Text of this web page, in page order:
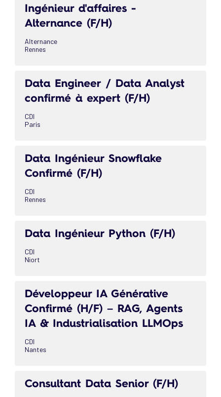
Ingénieur d'affaires -
Alternance (F/H)
Alternance
Rennes
Data Engineer / Data Analyst
confirmé à expert (F/H)
CDI
Paris
Data Ingénieur Snowflake
Confirmé (F/H)
CDI
Rennes
Data Ingénieur Python (F/H)
CDI
Niort
Développeur IA Générative
Confirmé (H/F) – RAG, Agents
IA & Industrialisation LLMOps
CDI
Nantes
Consultant Data Senior (F/H)